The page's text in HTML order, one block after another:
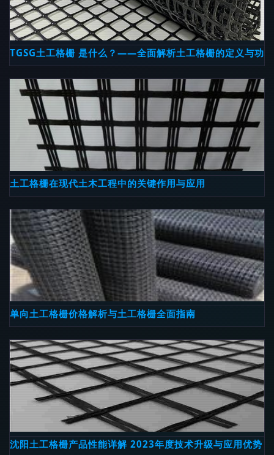
TGSG土工格栅 是什么？——全面解析土工格栅的定义与功能
土工格栅在现代土木工程中的关键作用与应用
单向土工格栅价格解析与土工格栅全面指南
沈阳土工格栅产品性能详解 2023年度技术升级与应用优势